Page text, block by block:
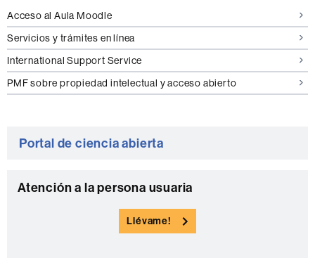
Acceso al Aula Moodle
Servicios y trámites en línea
International Support Service
PMF sobre propiedad intelectual y acceso abierto
Portal de ciencia abierta
C
Atención a la persona usuaria
Llévame!